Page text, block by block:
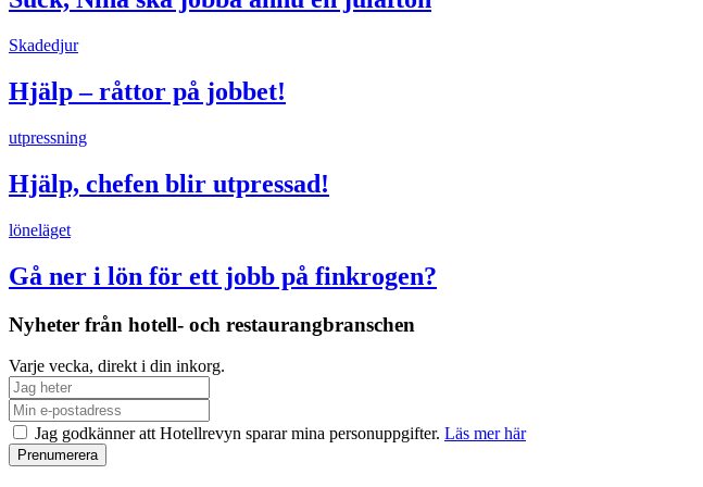
Skadedjur
Hjälp – råttor på jobbet!
utpressning
Hjälp, chefen blir utpressad!
löneläget
Gå ner i lön för ett jobb på finkrogen?
Nyheter från hotell- och restaurangbranschen
Varje vecka, direkt i din inkorg.
Jag godkänner att Hotellrevyn sparar mina personuppgifter. Läs mer här